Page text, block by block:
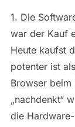
1. Die
war der Kauf
Heute kaufst
potenter ist
Browser beim
„nachdenkt“
die